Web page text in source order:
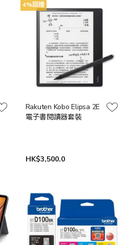
4%回贈
Rakuten Kobo Elipsa 2E
電子書閱讀器套裝
HK$3,500.0